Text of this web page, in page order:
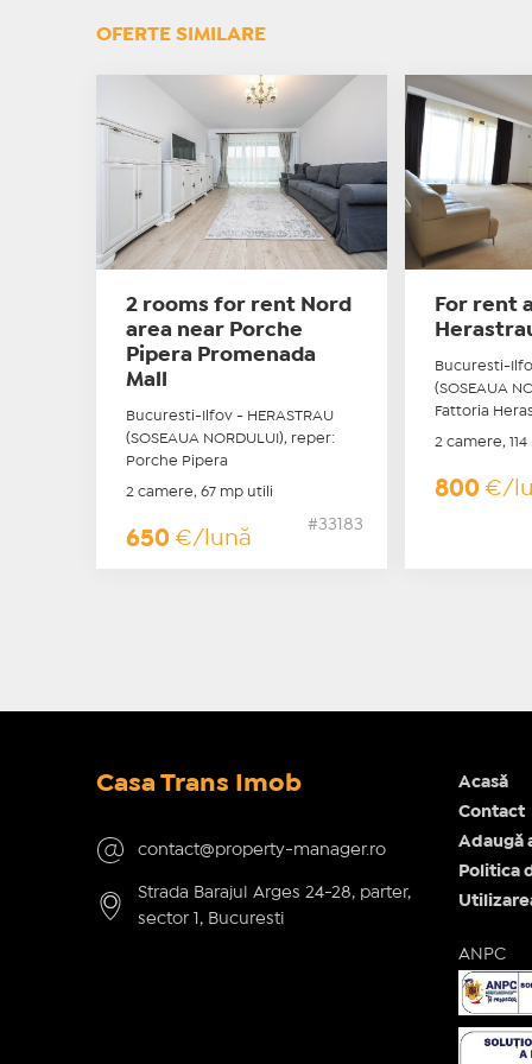
OFERTE SIMILARE
2 rooms for rent Nord
area near Porche
Pipera Promenada
Mall
Bucuresti-Ilfov - HERASTRAU
(SOSEAUA NORDULUI), reper:
Porche Pipera
2 camere, 67 mp utili
650 €/lună
#33183
For rent
Bucuresti-
(SOSEAUA
Fattoria
2 camere,
800€/
Casa Trans Imob
contact@property-manager.ro
Strada Barajul Arges 24-28, parter,
sector 1, Bucuresti
Acasă
Contact
Adaugă
Politica
ANPC